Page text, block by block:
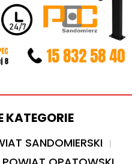
KATEGORIE
SANDOMIERSKI